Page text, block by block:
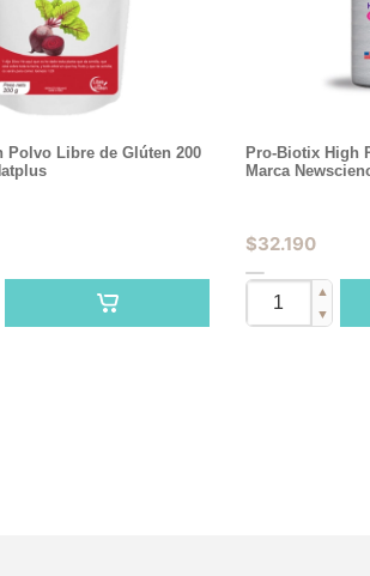
Polvo Libre de Glúten 200
Pro-Biotix High
Marca
$32.190
▲
▼